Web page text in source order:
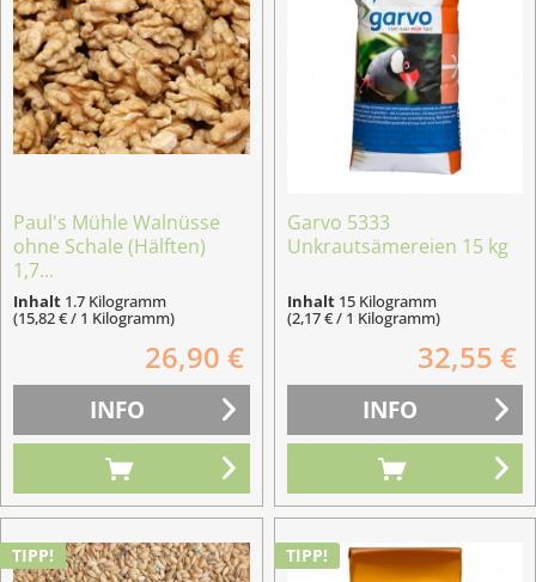
Paul's Mühle Walnüsse
ohne Schale (Hälften)
1,7...
Inhalt 1.7 Kilogramm
(15,82 € / 1 Kilogramm)
26,90 €
INFO
Garvo 5333
Unkrautsämereien 15 kg
Inhalt 15 Kilogramm
(2,17 € / 1 Kilogramm)
32,55 €
INFO
TIPP! TIPP!